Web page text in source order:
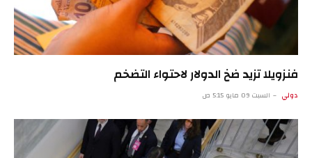
فنزويلا تزيد ضخ الدولار لاحتواء التضخم
دولي السبت 09 مايو 5:15 ص